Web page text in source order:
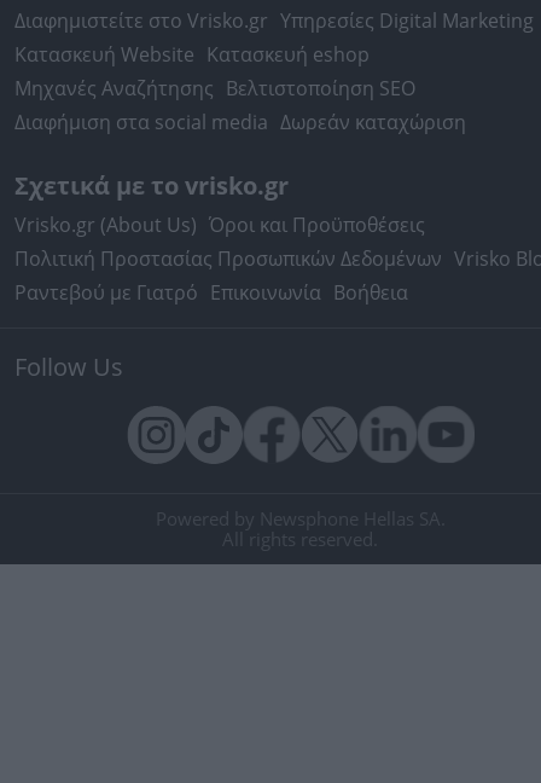
Διαφημιστείτε στο Vrisko.gr Υπηρεσίες Digital Marketing
Κατασκευή Website Κατασκευή eshop
Μηχανές Αναζήτησης Βελτιστοποίηση SEO
Διαφήμιση στα social media Δωρεάν καταχώριση
Σχετικά με το vrisko.gr
Vrisko.gr (About Us) Όροι και Προϋποθέσεις
Πολιτική Προστασίας Προσωπικών Δεδομένων Vrisko
Ραντεβού με Γιατρό Επικοινωνία Βοήθεια
Follow Us
Powered by Newsphone Hellas SA.
All rights reserved.